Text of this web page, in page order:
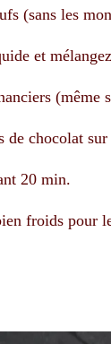
(sans les
et
(même
de chocolat
20 min.
froids pour